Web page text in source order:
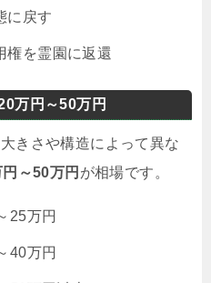
に戻す
権を霊園に返還
万円～50万円
きさや構造によって異な
～50万円 が相場です。
25万円
40万円